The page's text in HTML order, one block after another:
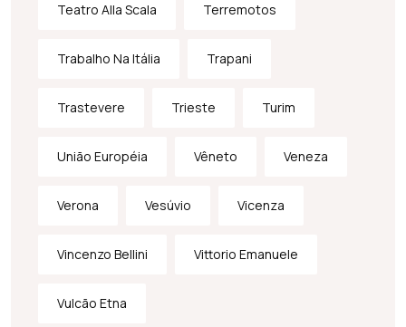
Teatro Alla Scala Terremotos
Trabalho Na Itália Trapani
Trastevere Trieste Turim
União Européia Vêneto Veneza
Verona Vesúvio Vicenza
Vincenzo Bellini Vittorio Emanuele
Vulcão Etna